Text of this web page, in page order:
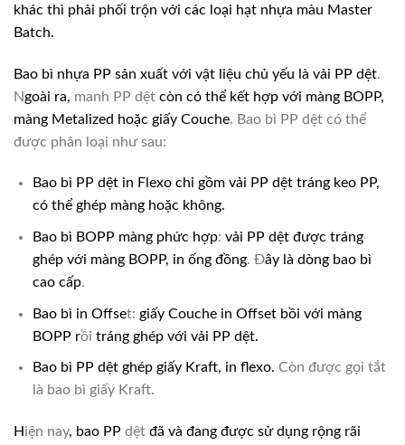
khác thì phải phối trộn với các loại hạt nhựa màu Master
Batch.
Bao bì nhựa PP sản xuất với vật liệu chủ yếu là vải PP dệt.
Ngoài ra, manh PP dệt còn có thể kết hợp với màng BOPP,
màng Metalized hoặc giấy Couche. Bao bì PP dệt có thể
được phân loại như sau:
Bao bì PP dệt in Flexo chỉ gồm vải PP dệt tráng keo PP,
có thể ghép màng hoặc không.
Bao bì BOPP màng phức hợp: vải PP dệt được tráng
ghép với màng BOPP, in ống đồng. Đây là dòng bao bì
cao cấp.
Bao bì in Offset: giấy Couche in Offset bồi với màng
BOPP rồi tráng ghép với vải PP dệt.
Bao bì PP dệt ghép giấy Kraft, in flexo. Còn được gọi tắt
là bao bì giấy Kraft.
Hiện nay, bao PP dệt đã và đang được sử dụng rộng rãi